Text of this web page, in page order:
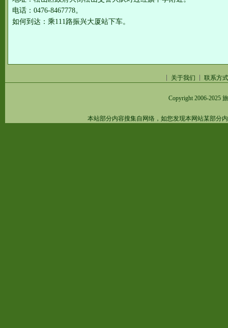
电话：0476-8467778。
如何到达：乘111路振兴大厦站下车。
关于我们 联系方式
Copyright 2006-2025
本站部分内容搜集自网络，如您发现本网站某部分